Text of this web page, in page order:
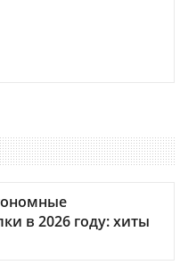
в 2026 году: хиты